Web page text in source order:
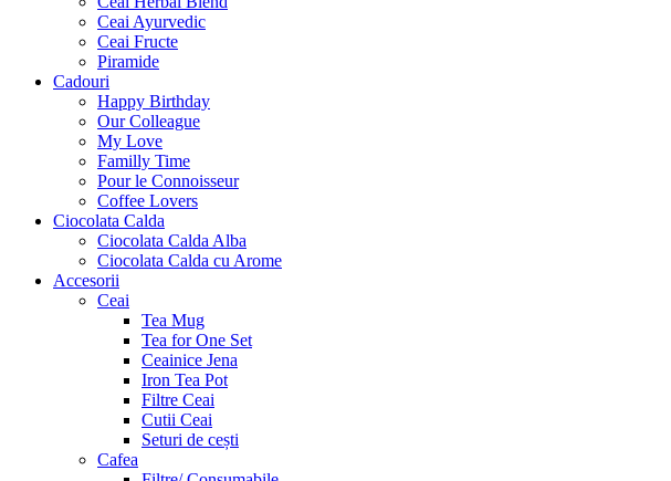
Ceai Ayurvedic
Ceai Fructe
Piramide
Cadouri
Happy Birthday
Our Colleague
My Love
Familly Time
Pour le Connoisseur
Coffee Lovers
Ciocolata Calda
Ciocolata Calda Alba
Ciocolata Calda cu Arome
Accesorii
Ceai
Tea Mug
Tea for One Set
Ceainice Jena
Iron Tea Pot
Filtre Ceai
Cutii Ceai
Seturi de cești
Cafea